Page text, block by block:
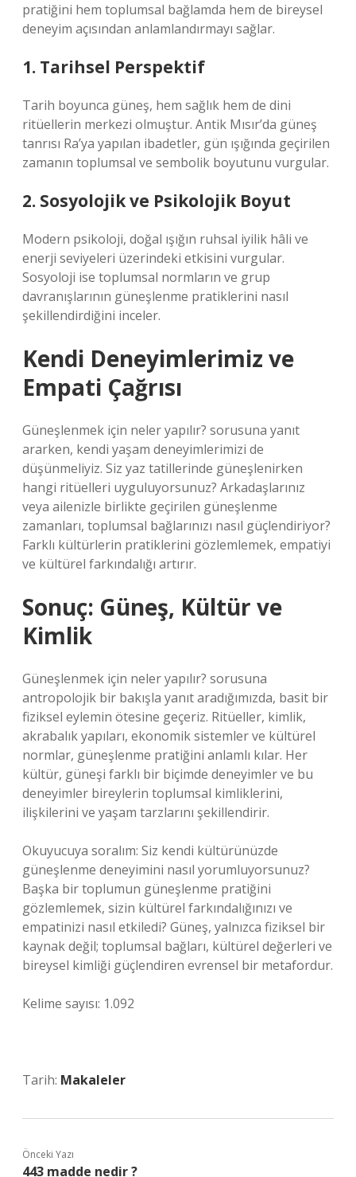
pratiğini hem toplumsal bağlamda hem de bireysel
deneyim açısından anlamlandırmayı sağlar.
1. Tarihsel Perspektif
Tarih boyunca güneş, hem sağlık hem de dini
ritüellerin merkezi olmuştur. Antik Mısır’da güneş
tanrısı Ra’ya yapılan ibadetler, gün ışığında geçirilen
zamanın toplumsal ve sembolik boyutunu vurgular.
2. Sosyolojik ve Psikolojik Boyut
Modern psikoloji, doğal ışığın ruhsal iyilik hâli ve
enerji seviyeleri üzerindeki etkisini vurgular.
Sosyoloji ise toplumsal normların ve grup
davranışlarının güneşlenme pratiklerini nasıl
şekillendirdiğini inceler.
Kendi Deneyimlerimiz ve
Empati Çağrısı
Güneşlenmek için neler yapılır? sorusuna yanıt
ararken, kendi yaşam deneyimlerimizi de
düşünmeliyiz. Siz yaz tatillerinde güneşlenirken
hangi ritüelleri uyguluyorsunuz? Arkadaşlarınız
veya ailenizle birlikte geçirilen güneşlenme
zamanları, toplumsal bağlarınızı nasıl güçlendiriyor?
Farklı kültürlerin pratiklerini gözlemlemek, empatiyi
ve kültürel farkındalığı artırır.
Sonuç: Güneş, Kültür ve
Kimlik
Güneşlenmek için neler yapılır? sorusuna
antropolojik bir bakışla yanıt aradığımızda, basit bir
fiziksel eylemin ötesine geçeriz. Ritüeller, kimlik,
akrabalık yapıları, ekonomik sistemler ve kültürel
normlar, güneşlenme pratiğini anlamlı kılar. Her
kültür, güneşi farklı bir biçimde deneyimler ve bu
deneyimler bireylerin toplumsal kimliklerini,
ilişkilerini ve yaşam tarzlarını şekillendirir.
Okuyucuya soralım: Siz kendi kültürünüzde
güneşlenme deneyimini nasıl yorumluyorsunuz?
Başka bir toplumun güneşlenme pratiğini
gözlemlemek, sizin kültürel farkındalığınızı ve
empatinizi nasıl etkiledi? Güneş, yalnızca fiziksel bir
kaynak değil; toplumsal bağları, kültürel değerleri ve
bireysel kimliği güçlendiren evrensel bir metafordur.
Kelime sayısı: 1.092
Tarih: Makaleler
Önceki Yazı
443 madde nedir ?